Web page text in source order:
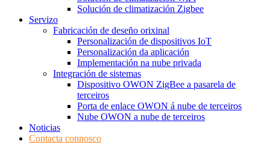
Solución de climatización Zigbee
Servizo
Fabricación de deseño orixinal
Personalización de dispositivos IoT
Personalización da aplicación
Implementación na nube privada
Integración de sistemas
Dispositivo OWON ZigBee a pasarela de
terceiros
Porta de enlace OWON á nube de terceiros
Nube OWON a nube de terceiros
Noticias
Contacta connosco